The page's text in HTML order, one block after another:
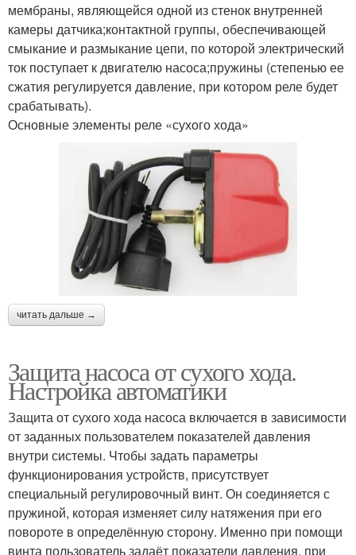
мембраны, являющейся одной из стенок внутренней
камеры датчика;контактной группы, обеспечивающей
смыкание и размыкание цепи, по которой электрический
ток поступает к двигателю насоса;пружины (степенью ее
сжатия регулируется давление, при котором реле будет
срабатывать).
Основные элементы реле «сухого хода»
читать дальше →
Защита насоса от сухого хода.
Настройка автоматики
Защита от сухого хода насоса включается в зависимости
от заданных пользователем показателей давления
внутри системы. Чтобы задать параметры
функционирования устройств, присутствует
специальный регулировочный винт. Он соединяется с
пружиной, которая изменяет силу натяжения при его
повороте в определённую сторону. Именно при помощи
винта пользователь задаёт показатели давления, при